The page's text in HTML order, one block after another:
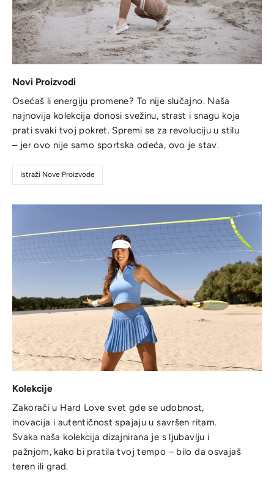
Novi Proizvodi
Osećaš li energiju promene? To nije slučajno. Naša
najnovija kolekcija donosi svežinu, strast i snagu koja
prati svaki tvoj pokret. Spremi se za revoluciju u stilu
– jer ovo nije samo sportska odeća, ovo je stav.
Istraži Nove Proizvode
Kolekcije
Zakorači u Hard Love svet gde se udobnost,
inovacija i autentičnost spajaju u savršen ritam.
Svaka naša kolekcija dizajnirana je s ljubavlju i
pažnjom, kako bi pratila tvoj tempo – bilo da osvajaš
teren ili grad.